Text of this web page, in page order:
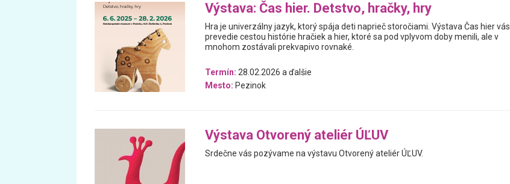
Výstava: Čas hier. Detstvo, hračky, hry
Hra je univerzálny jazyk, ktorý spája deti naprieč storočiami. Výstava Čas hier vás
prevedie cestou histórie hračiek a hier, ktoré sa pod vplyvom doby menili, ale v
mnohom zostávali prekvapivo rovnaké.
Termín: 28.02.2026 a ďalšie
Mesto: Pezinok
Výstava Otvorený ateliér ÚĽUV
Srdečne vás pozývame na výstavu Otvorený ateliér ÚĽUV.